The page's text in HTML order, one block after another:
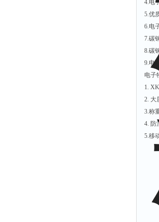
4.电
5.优
6.电
7.碳
8.碳
9.电
电子
1.
2. 大
3.称
4. 防
5.移